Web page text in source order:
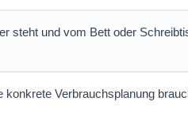
steht und vom Bett oder
Verbrauchsplanung